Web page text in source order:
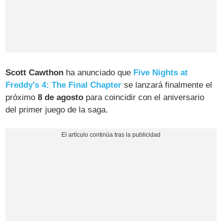
Scott Cawthon ha anunciado que Five Nights at
Freddy's 4: The Final Chapter se lanzará finalmente el
próximo8 de agosto para coincidir con el aniversario
del primer juego de la saga.